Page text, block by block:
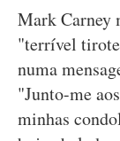
Mark Carney
"terrível
numa
"Junto-me
minhas